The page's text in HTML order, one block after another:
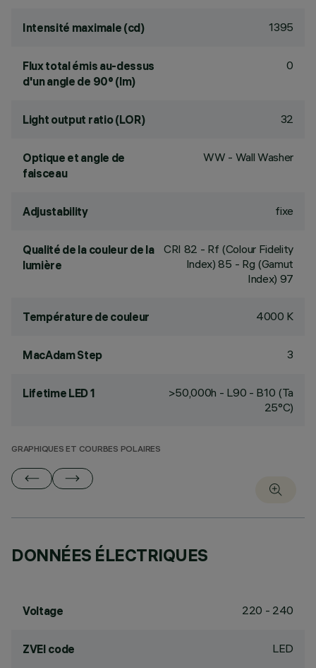
Intensité maximale (cd) 1395
Flux total émis au-dessus
d'un angle de 90° (lm)
0
Light output ratio (LOR) 32
Optique et angle de
faisceau
WW - Wall Washer
Adjustability fixe
Qualité de la couleur de la
lumière
CRI 82 - Rf (Colour Fidelity
Index) 85 - Rg (Gamut
Index) 97
Température de couleur 4000 K
MacAdam Step 3
Lifetime LED 1
>50,000h - L90 - B10 (Ta
25°C)
GRAPHIQUES ET COURBES POLAIRES
DONNÉES ÉLECTRIQUES
Voltage 220 - 240
ZVEI code LED